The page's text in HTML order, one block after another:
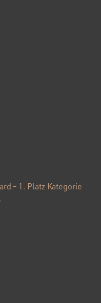
– 1. Platz Kategorie